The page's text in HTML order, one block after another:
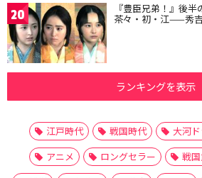
20 『豊臣兄弟！』後半
茶々・初・江——秀
ランキングを表示
江戸時代 戦国時代 大河
アニメ
ロングセラー 戦